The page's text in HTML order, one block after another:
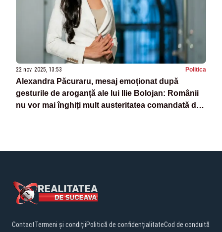
22 nov. 2025, 13:53 Politica
Alexandra Păcuraru, mesaj emoționat după
gesturile de aroganță ale lui Ilie Bolojan: Românii
nu vor mai înghiți mult austeritatea comandată de
ContactTermeni și condițiiPolitică de confidențialitateCod de conduită